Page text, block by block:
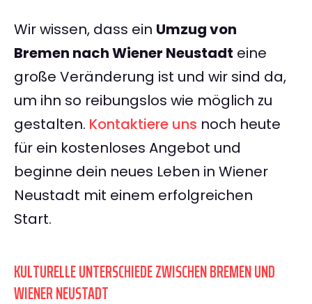
Wir wissen, dass ein Umzug von
Bremen nach Wiener Neustadt eine
große Veränderung ist und wir sind da,
um ihn so reibungslos wie möglich zu
gestalten. Kontaktiere uns noch heute
für ein kostenloses Angebot und
beginne dein neues Leben in Wiener
Neustadt mit einem erfolgreichen
Start.
KULTURELLE UNTERSCHIEDE ZWISCHEN BREMEN UND
WIENER NEUSTADT